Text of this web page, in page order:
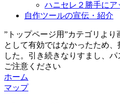
ハニセレ２勝手にア
自作ツールの宣伝・紹介
”トップページ用”カテゴリよ
として有効ではなかったため
した。引き続きなりすまし、
ご注意ください
ホーム
マップ